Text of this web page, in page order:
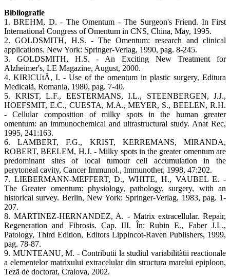
Bibliografie
1. BREHM, D. - The Omentum - The Surgeon's Friend. In First
International Congress of Omentum in CNS, China, May, 1995.
2. GOLDSMITH, H.S. - The Omentum: research and clinical
applications. New York: Springer-Verlag, 1990, pag. 8-245.
3. GOLDSMITH, H.S. - An Exciting New Treatment for
Alzheimer's, LE Magazine, August, 2000.
4. KIRICUtÃ, I. - Use of the omentum in plastic surgery, Editura
Medicalã, Romania, 1980, pag. 7-40.
5. KRIST, L.F., EESTERMANS, I.L., STEENBERGEN, J.J.,
HOEFSMIT, E.C., CUESTA, M.A., MEYER, S., BEELEN, R.H.
- Cellular composition of milky spots in the human greater
omentum: an immunochemical and ultrastructural study. Anat Rec,
1995, 241:163.
6. LAMBERT, F.G., KRIST, KERREMANS, MIRANDA,
ROBERT, BEELEM, H.J. - Milky spots in the greater omentum are
predominant sites of local tumour cell accumulation in the
perytoneal cavity, Cancer Immunol., Immunother, 1998, 47:202.
7. LIEBERMANN-MEFFERT, D., WHITE, H., VAUBEL E. -
The Greater omentum: physiology, pathology, surgery, with an
historical survey. Berlin, New York: Springer-Verlag, 1983, pag. 1-
207.
8. MARTINEZ-HERNANDEZ, A. - Matrix extracellular. Repair,
Regeneration and Fibrosis. Cap. III. În: Rubin E., Faber J.L.,
Patology, Third Edition, Editors Lippincot-Raven Publishers, 1999,
pag. 78-87.
9. MUNTEANU, M. - Contributii la studiul variabilitãtii reactionale
a elementelor matrixului extracelular din structura marelui epiploon,
Tezã de doctorat, Craiova, 2002.